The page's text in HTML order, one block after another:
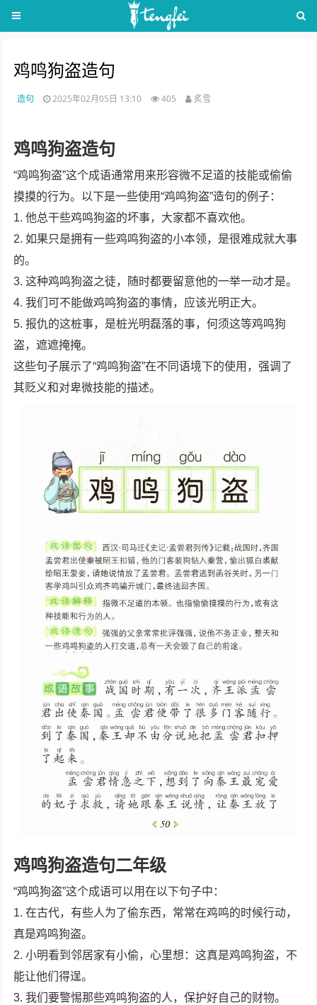
鸡鸣狗盗造句
造句 2025年02月05日 13:10 405 炙雪
鸡鸣狗盗造句
“鸡鸣狗盗”这个成语通常用来形容微不足道的技能或偷偷
摸摸的行为。以下是一些使用“鸡鸣狗盗”造句的例子：
1. 他总干些鸡鸣狗盗的坏事，大家都不喜欢他。
2. 如果只是拥有一些鸡鸣狗盗的小本领，是很难成就大事
的。
3. 这种鸡鸣狗盗之徒，随时都要留意他的一举一动才是。
4. 我们可不能做鸡鸣狗盗的事情，应该光明正大。
5. 报仇的这桩事，是桩光明磊落的事，何须这等鸡鸣狗
盗，遮遮掩掩。
这些句子展示了“鸡鸣狗盗”在不同语境下的使用，强调了
其贬义和对卑微技能的描述。
鸡鸣狗盗造句二年级
“鸡鸣狗盗”这个成语可以用在以下句子中：
1. 在古代，有些人为了偷东西，常常在鸡鸣的时候行动，
真是鸡鸣狗盗。
2. 小明看到邻居家有小偷，心里想：这真是鸡鸣狗盗，不
能让他们得逞。
3. 我们要警惕那些鸡鸣狗盗的人，保护好自己的财物。